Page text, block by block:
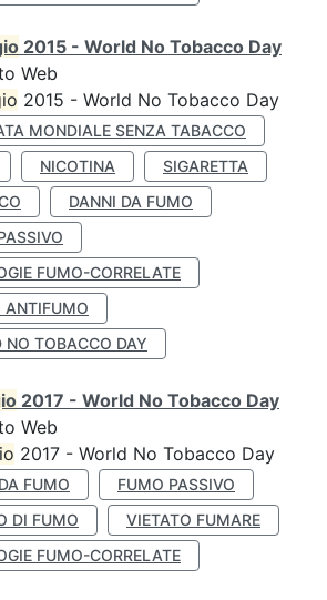
2015 - World No Tobacco Day
Web
2015 - World No Tobacco Day
MONDIALE SENZA TABACCO
NICOTINA
SIGARETTA
DANNI DA FUMO
FUMO-CORRELATE
ANTIFUMO
NO TOBACCO DAY
2017 - World No Tobacco Day
Web
2017 - World No Tobacco Day
FUMO
FUMO PASSIVO
DI FUMO
VIETATO FUMARE
FUMO-CORRELATE